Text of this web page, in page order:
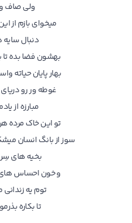
ولی صاف
میخوای بازم از
دنبال
بهشون فضا بده
بهار پایان حیاته
غوطه ور رو
مبارزه از
تو این خاک مرده
سوز از بانگ انسان
بخیه های
و خون احساس های
توم یه
تا بکاره